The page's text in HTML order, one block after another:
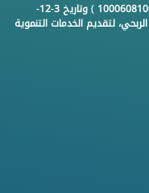
جمعية سند للرعاية الأسرية بغران، ترخيص رقم : ( 1000608100 ) وتاريخ 3-12-
لتقديم الخدمات التنموية